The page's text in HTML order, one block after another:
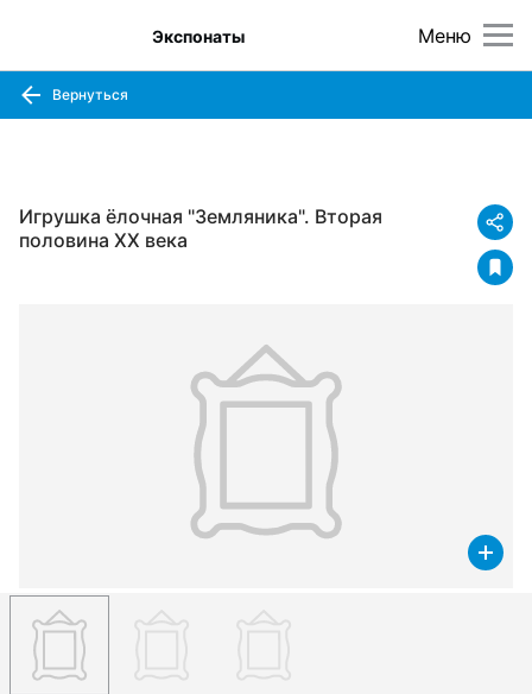
Меню
Экспонаты
Вернуться
Игрушка ёлочная "Земляника". Вторая
половина XX века